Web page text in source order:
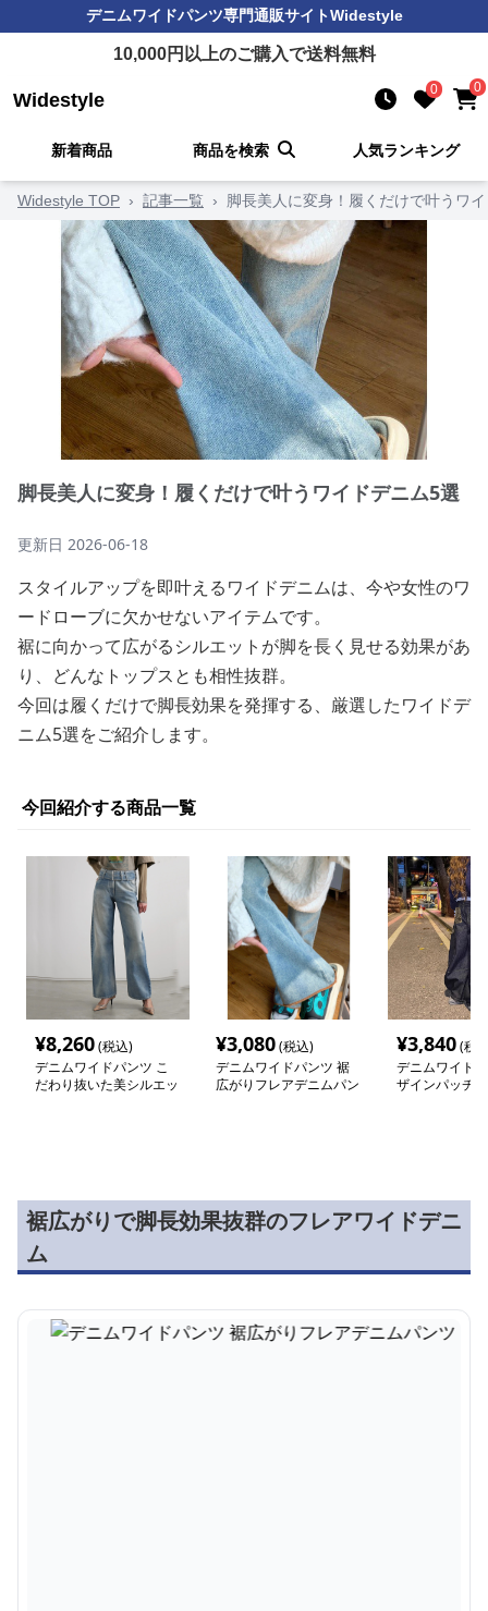
デニムワイドパンツ専門通販サイトWidestyle
10,000円以上のご購入で送料無料
Widestyle 0 0
新着商品 商品を検索 人気ランキング
Widestyle TOP › 記事一覧 › 脚長美人に変身！履くだけで叶うワ
脚長美人に変身！履くだけで叶うワイドデニム5選
更新日 2026-06-18
スタイルアップを即叶えるワイドデニムは、今や女性のワ
ードローブに欠かせないアイテムです。
裾に向かって広がるシルエットが脚を長く見せる効果があ
り、どんなトップスとも相性抜群。
今回は履くだけで脚長効果を発揮する、厳選したワイドデ
ニム5選をご紹介します。
今回紹介する商品一覧
¥8,260(税込)
デニムワイドパンツ こ
だわり抜いた美シルエッ
¥3,080(税込)
デニムワイドパンツ 裾
広がりフレアデニムパン
¥3,840(税
デニムワイド
ザインパッチ
裾広がりで脚長効果抜群のフレアワイドデニ
ム